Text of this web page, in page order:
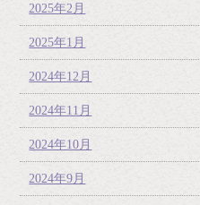
2025年2月
2025年1月
2024年12月
2024年11月
2024年10月
2024年9月